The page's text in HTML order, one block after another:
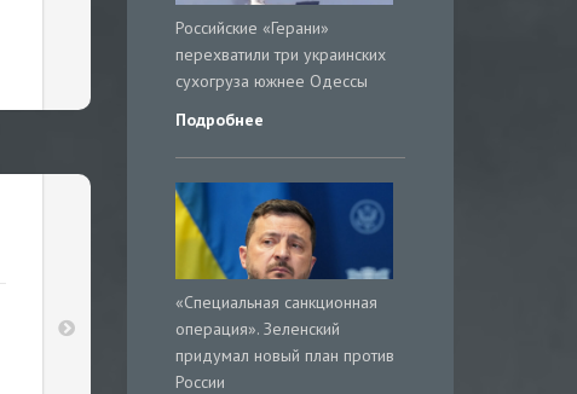
Российские «Герани»
перехватили три украинских
сухогруза южнее Одессы
Подробнее
«Специальная санкционная
операция». Зеленский
придумал новый план против
России